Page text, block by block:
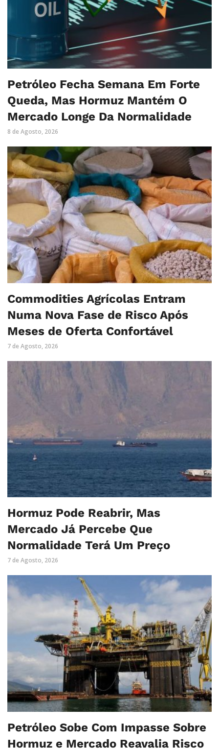
Petróleo Fecha Semana Em Forte
Queda, Mas Hormuz Mantém O
Mercado Longe Da Normalidade
8 de Agosto, 2026
Commodities Agrícolas Entram
Numa Nova Fase de Risco Após
Meses de Oferta Confortável
7 de Agosto, 2026
Hormuz Pode Reabrir, Mas
Mercado Já Percebe Que
Normalidade Terá Um Preço
7 de Agosto, 2026
Petróleo Sobe Com Impasse Sobre
Hormuz e Mercado Reavalia Risco